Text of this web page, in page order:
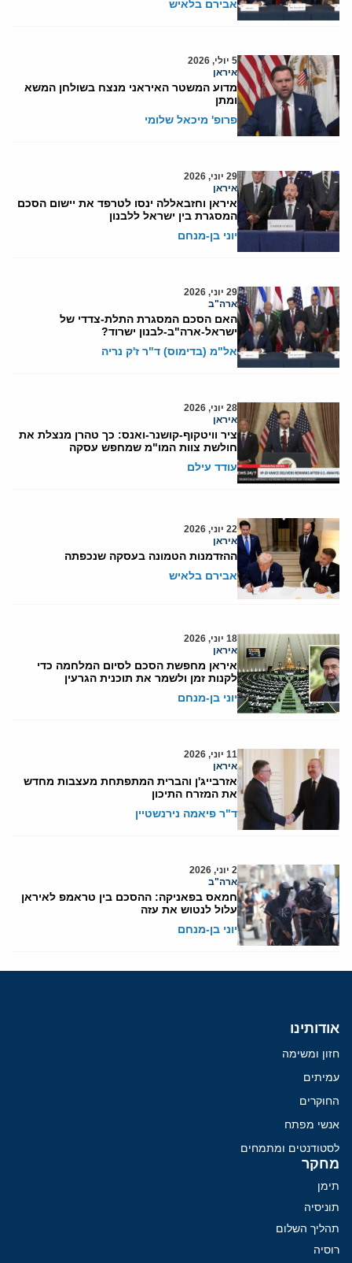
אבירם בלאיש
5 יולי, 2026
איראן
מדוע המשטר האיראני מנצח בשולחן המשא
ומתן
פרופ' מיכאל שלומי
29 יוני, 2026
איראן
איראן וחזבאללה ינסו לטרפד את יישום הסכם
המסגרת בין ישראל ללבנון
יוני בן-מנחם
29 יוני, 2026
ארה"ב
האם הסכם המסגרת התלת-צדדי של
ישראל-ארה"ב-לבנון ישרוד?
אל"מ (בדימוס) ד"ר ז'ק נריה
28 יוני, 2026
איראן
ציר וויטקוף-קושנר-ואנס: כך טהרן מנצלת את
חולשת צוות המו"מ שמחפש עסקה
עודד עילם
22 יוני, 2026
איראן
ההזדמנות הטמונה בעסקה שנכפתה
אבירם בלאיש
18 יוני, 2026
איראן
איראן מחפשת הסכם לסיום המלחמה כדי
לקנות זמן ולשמר את תוכנית הגרעין
יוני בן-מנחם
11 יוני, 2026
איראן
אזרבייג'ן והברית המתפתחת מעצבות מחדש
את המזרח התיכון
ד"ר פיאמה נירנשטיין
2 יוני, 2026
ארה"ב
חמאס בפאניקה: ההסכם בין טראמפ לאיראן
עלול לנטוש את עזה
יוני בן-מנחם
אודותינו
חזון ומשימה
עמיתים
החוקרים
אנשי מפתח
לסטודנטים ומתמחים
מחקר
תימן
תוניסיה
תהליך השלום
רוסיה